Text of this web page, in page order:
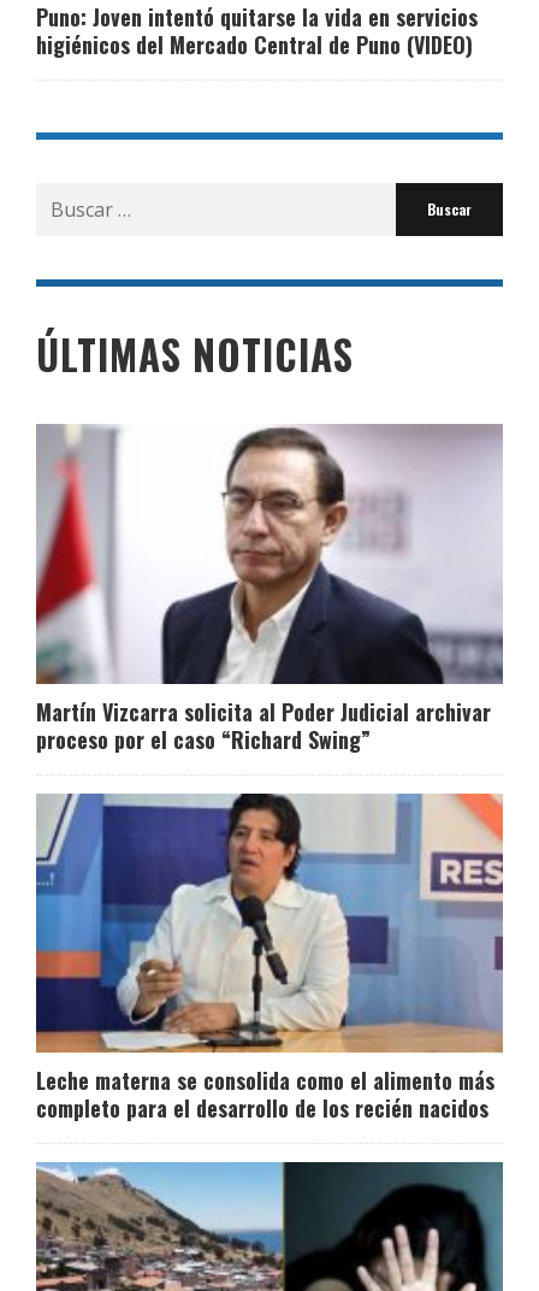
Puno: Joven intentó quitarse la vida en servicios
higiénicos del Mercado Central de Puno (VIDEO)
Buscar
por:
ÚLTIMAS NOTICIAS
Martín Vizcarra solicita al Poder Judicial archivar
proceso por el caso “Richard Swing”
Leche materna se consolida como el alimento más
completo para el desarrollo de los recién nacidos